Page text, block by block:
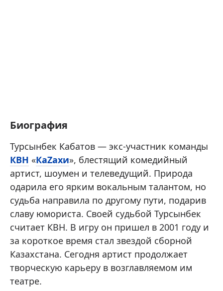
Биография
Турсынбек Кабатов — экс-участник команды
КВН «КаZахи», блестящий комедийный
артист, шоумен и телеведущий. Природа
одарила его ярким вокальным талантом, но
судьба направила по другому пути, подарив
славу юмориста. Своей судьбой Турсынбек
считает КВН. В игру он пришел в 2001 году и
за короткое время стал звездой сборной
Казахстана. Сегодня артист продолжает
творческую карьеру в возглавляемом им
театре.